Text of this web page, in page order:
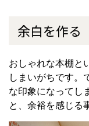
余白を作る
おしゃれな本棚と
しまいがちです。
な印象になってし
と、余裕を感じる